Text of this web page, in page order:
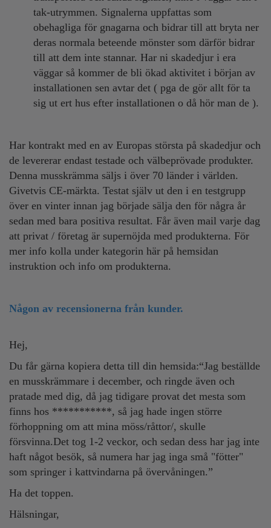
tak-utrymmen. Signalerna uppfattas som
obehagliga för gnagarna och bidrar till att bryta ner
deras normala beteende mönster som därför bidrar
till att dem inte stannar. Har ni skadedjur i era
väggar så kommer de bli ökad aktivitet i början av
installationen sen avtar det ( pga de gör allt för ta
sig ut ert hus efter installationen o då hör man de ).
Har kontrakt med en av Europas största på skadedjur och
de levererar endast testade och välbeprövade produkter.
Denna musskrämma säljs i över 70 länder i världen.
Givetvis CE-märkta. Testat själv ut den i en testgrupp
över en vinter innan jag började sälja den för några år
sedan med bara positiva resultat. Får även mail varje dag
att privat / företag är supernöjda med produkterna. För
mer info kolla under kategorin här på hemsidan
instruktion och info om produkterna.
Någon av recensionerna från kunder.
Hej,
Du får gärna kopiera detta till din hemsida:“Jag beställde
en musskrämmare i december, och ringde även och
pratade med dig, då jag tidigare provat det mesta som
finns hos ***********, så jag hade ingen större
förhoppning om att mina möss/råttor/, skulle
försvinna.Det tog 1-2 veckor, och sedan dess har jag inte
haft något besök, så numera har jag inga små "fötter"
som springer i kattvindarna på övervåningen.”
Ha det toppen.
Hälsningar,